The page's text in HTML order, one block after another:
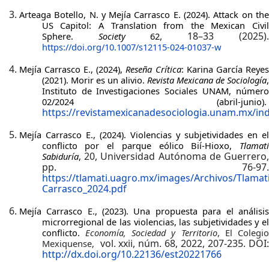
Arteaga Botello, N. y Mejía Carrasco E. (2024).Attack on the
US Capitol: A Translation from the Mexican Civil
Sphere. Society 62, 18–33 (2025).
https://doi.org/10.1007/s12115-024-01037-w
Mejía Carrasco E., (2024),Reseña Crítica: Karina García Reyes
(2021). Morir es un alivio. Revista Mexicana de Sociología,
Instituto de Investigaciones Sociales UNAM, número
02/2024 (abril-junio).
https://revistamexicanadesociologia.unam.mx/
Mejía Carrasco E., (2024). Violencias y subjetividades en el
conflicto por el parque eólico Bií-Hioxo, Tlamati
Sabiduría, 20, Universidad Autónoma de Guerrero,
pp. 76-97.
https://tlamati.uagro.mx/images/Archivos/
Carrasco_2024.pdf
Mejía Carrasco E., (2023). Una propuesta para el análisis
microrregional de las violencias, las subjetividades y el
conflicto. Economía, Sociedad y Territorio, El Colegio
Mexiquense, vol. xxii, núm. 68, 2022, 207-235. DOI:
http://dx.doi.org/10.22136/est20221766